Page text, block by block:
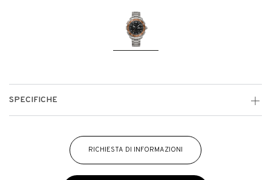
SPECIFICHE
RICHIESTA DI INFORMAZIONI